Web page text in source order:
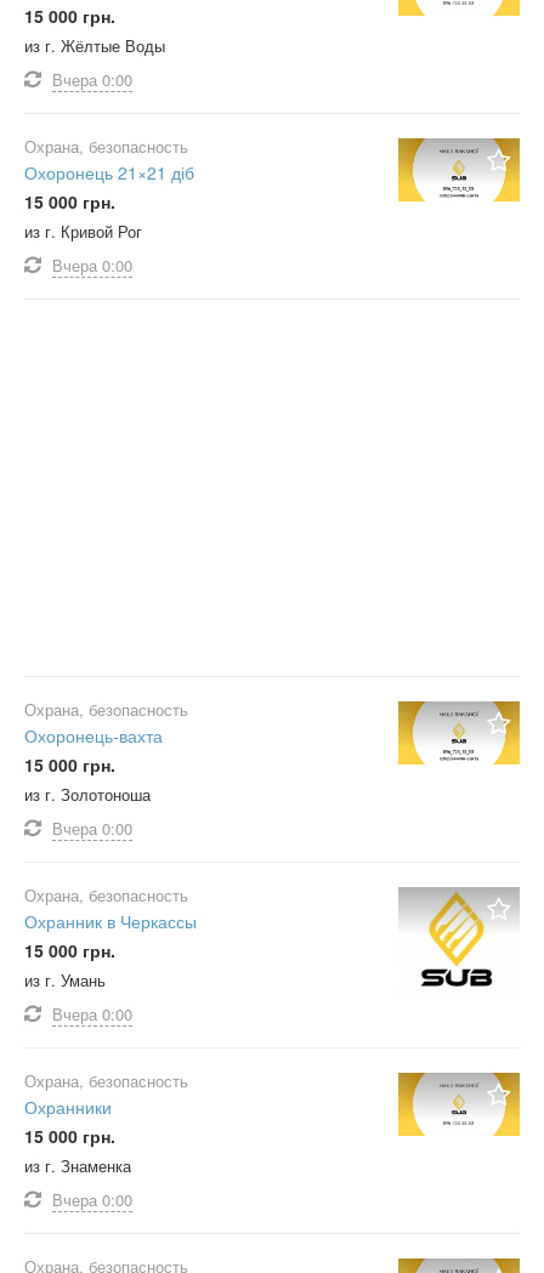
15 000 грн.
из г. Жёлтые Воды
Вчера 0:00
Охрана, безопасность
Охоронець 21×21 діб
15 000 грн.
из г. Кривой Рог
Вчера 0:00
Охрана, безопасность
Охоронець-вахта
15 000 грн.
из г. Золотоноша
Вчера 0:00
Охрана, безопасность
Охранник в Черкассы
15 000 грн.
из г. Умань
Вчера 0:00
Охрана, безопасность
Охранники
15 000 грн.
из г. Знаменка
Вчера 0:00
Охрана, безопасность